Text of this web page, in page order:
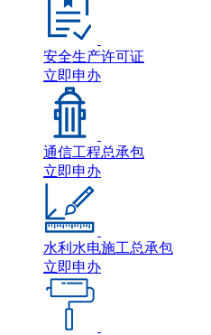
安全生产许可证
立即申办
通信工程总承包
立即申办
水利水电施工总承包
立即申办